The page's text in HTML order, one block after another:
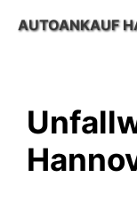
InhaltAUTOANKAUF